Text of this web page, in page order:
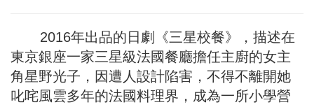
2016年出品的日劇《三星校餐》，描述在
東京銀座一家三星級法國餐廳擔任主廚的女主
角星野光子，因遭人設計陷害，不得不離開她
叱咤風雲多年的法國料理界，成為一所小學營